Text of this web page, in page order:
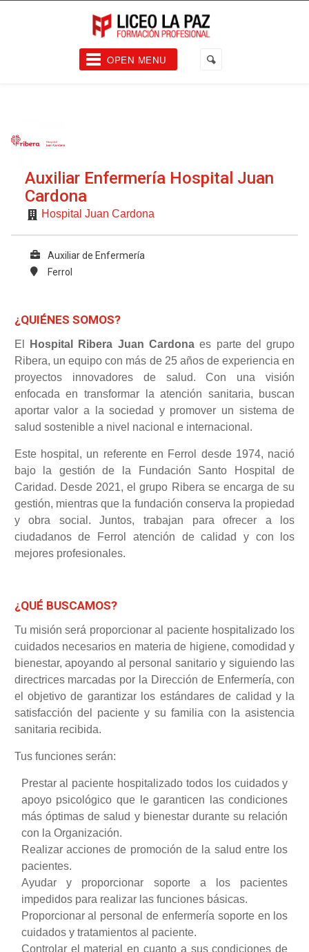
OPEN MENU
Auxiliar Enfermería Hospital Juan
Cardona
Hospital Juan Cardona
Auxiliar de Enfermería
Ferrol
¿QUIÉNES SOMOS?
El Hospital Ribera Juan Cardona es parte del grupo
Ribera, un equipo con más de 25 años de experiencia en
proyectos innovadores de salud. Con una visión
enfocada en transformar la atención sanitaria, buscan
aportar valor a la sociedad y promover un sistema de
salud sostenible a nivel nacional e internacional.
Este hospital, un referente en Ferrol desde 1974, nació
bajo la gestión de la Fundación Santo Hospital de
Caridad. Desde 2021, el grupo Ribera se encarga de su
gestión, mientras que la fundación conserva la propiedad
y obra social. Juntos, trabajan para ofrecer a los
ciudadanos de Ferrol atención de calidad y con los
mejores profesionales.
¿QUÉ BUSCAMOS?
Tu misión será proporcionar al paciente hospitalizado los
cuidados necesarios en materia de higiene, comodidad y
bienestar, apoyando al personal sanitario y siguiendo las
directrices marcadas por la Dirección de Enfermería, con
el objetivo de garantizar los estándares de calidad y la
satisfacción del paciente y su familia con la asistencia
sanitaria recibida.
Tus funciones serán:
Prestar al paciente hospitalizado todos los cuidados y
apoyo psicológico que le garanticen las condiciones
más óptimas de salud y bienestar durante su relación
con la Organización.
Realizar acciones de promoción de la salud entre los
pacientes.
Ayudar y proporcionar soporte a los pacientes
impedidos para realizar las funciones básicas.
Proporcionar al personal de enfermería soporte en los
cuidados y tratamientos al paciente.
Controlar el material en cuanto a sus condiciones de